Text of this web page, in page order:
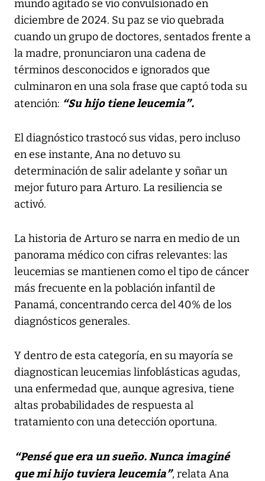
mundo agitado se vio convulsionado en
diciembre de 2024. Su paz se vio quebrada
cuando un grupo de doctores, sentados frente a
la madre, pronunciaron una cadena de
términos desconocidos e ignorados que
culminaron en una sola frase que captó toda su
atención: “Su hijo tiene leucemia”.
El diagnóstico trastocó sus vidas, pero incluso
en ese instante, Ana no detuvo su
determinación de salir adelante y soñar un
mejor futuro para Arturo. La resiliencia se
activó.
La historia de Arturo se narra en medio de un
panorama médico con cifras relevantes: las
leucemias se mantienen como el tipo de cáncer
más frecuente en la población infantil de
Panamá, concentrando cerca del 40% de los
diagnósticos generales.
Y dentro de esta categoría, en su mayoría se
diagnostican leucemias linfoblásticas agudas,
una enfermedad que, aunque agresiva, tiene
altas probabilidades de respuesta al
tratamiento con una detección oportuna.
“Pensé que era un sueño. Nunca imaginé
que mi hijo tuviera leucemia”, relata Ana